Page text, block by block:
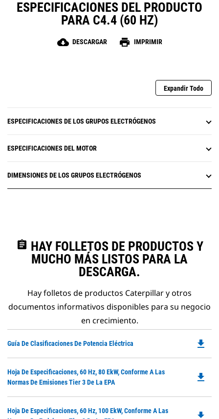
ESPECIFICACIONES DEL PRODUCTO
PARA C4.4 (60 HZ)
cloud_download DESCARGAR print IMPRIMIR
Expandir Todo
ESPECIFICACIONES DE LOS GRUPOS ELECTRÓGENOS
ESPECIFICACIONES DEL MOTOR
DIMENSIONES DE LOS GRUPOS ELECTRÓGENOS
assignment HAY FOLLETOS DE PRODUCTOS Y
MUCHO MÁS LISTOS PARA LA
DESCARGA.
Hay folletos de productos Caterpillar y otros
documentos informativos disponibles para su negocio
en crecimiento.
Guía De Clasificaciones De Potencia Eléctrica file_download
Hoja De Especificaciones, 60 Hz, 80 EkW, Conforme A Las
Normas De Emisiones Tier 3 De La EPA
file_download
Hoja De Especificaciones, 60 Hz, 100 EkW, Conforme A Las
file_download